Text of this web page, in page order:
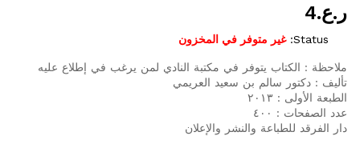
ر.ع.4
Status: غير متوفر في المخزون
ملاحظة : الكتاب يتوفر في مكتبة النادي لمن يرغب في إطلاع عليه
تأليف : دكتور سالم بن سعيد العريمي
الطبعة الأولى : ٢٠١٣
عدد الصفحات : ٤٠٠
دار الفرقد للطباعة والنشر والإعلان